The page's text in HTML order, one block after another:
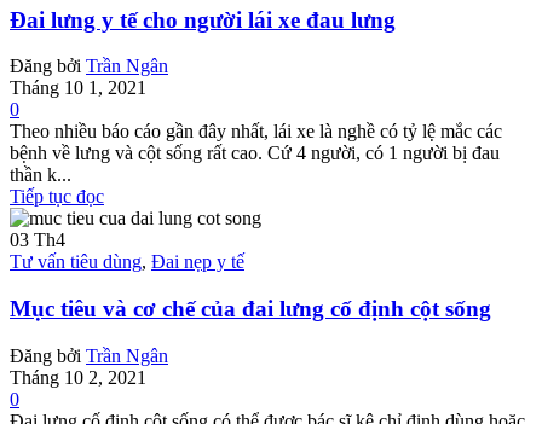
Đai lưng y tế cho người lái xe đau lưng
Đăng bởi Trần Ngân
Tháng 10 1, 2021
0
Theo nhiều báo cáo gần đây nhất, lái xe là nghề có tỷ lệ mắc các
bệnh về lưng và cột sống rất cao. Cứ 4 người, có 1 người bị đau
thần k...
Tiếp tục đọc
03 Th4
Tư vấn tiêu dùng, Đai nẹp y tế
Mục tiêu và cơ chế của đai lưng cố định cột sống
Đăng bởi Trần Ngân
Tháng 10 2, 2021
0